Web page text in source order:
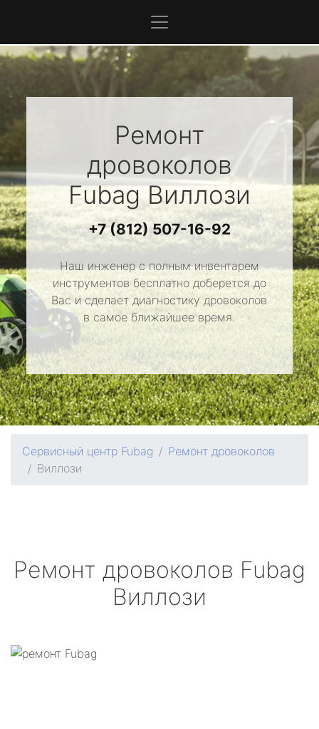
Ремонт
дровоколов
FubagВиллози
+7 (812) 507-16-92
Наш инженер с полным инвентарем
инструментов бесплатно доберется до
Вас и сделает диагностику дровоколов
в самое ближайшее время.
Сервисный центр Fubag
Ремонт дровоколов
Виллози
Ремонт дровоколов Fubag
Виллози